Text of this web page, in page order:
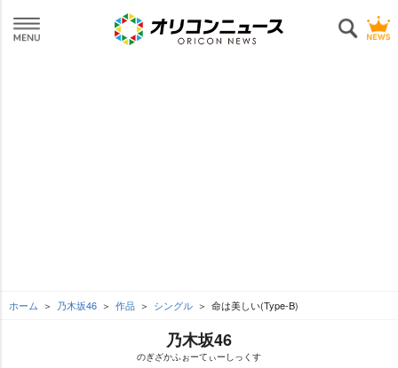
ホーム 乃木坂46 作品 シングル 命は美しい(Type-B)
乃木坂46
のぎざかふぉーてぃーしっくす